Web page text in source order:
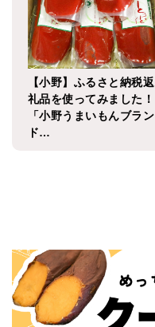
【小野】ふるさと納税返
礼品を使ってみました！
「小野うまいもんブラン
ド…